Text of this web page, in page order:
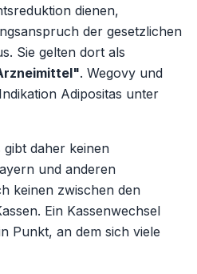
dienen,
der gesetzlichen
Sie gelten dort als
. Wegovy und
Adipositas unter
gibt daher keinen
und anderen
keinen zwischen den
Ein Kassenwechsel
Punkt, an dem sich viele